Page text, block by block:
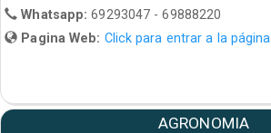
Whatsapp:69293047 - 69888220
Pagina Web: Click para entrar a la página
AGRONOMIA